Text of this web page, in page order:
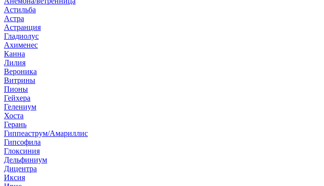
Астильба
Астра
Астранция
Гладиолус
Ахименес
Канна
Лилия
Вероника
Витрины
Пионы
Гейхера
Гелениум
Хоста
Герань
Гиппеаструм/Амариллис
Гипсофила
Глоксиния
Дельфиниум
Дицентра
Иксия